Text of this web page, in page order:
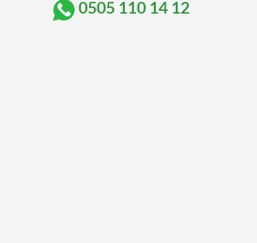
0505 110 14 12